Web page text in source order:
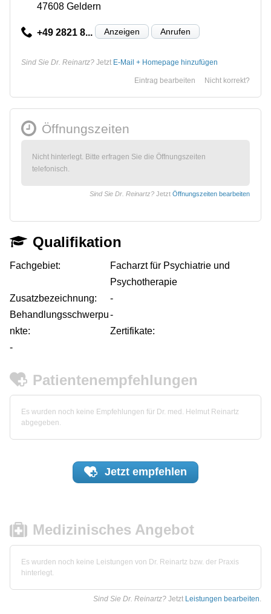
47608 Geldern
+49 2821 8... Anzeigen Anrufen
Sind Sie Dr. Reinartz? Jetzt E-Mail + Homepage hinzufügen
Nicht korrekt?
Eintrag bearbeiten
Öffnungszeiten
Nicht hinterlegt. Bitte erfragen Sie die Öffnungszeiten
telefonisch.
Sind Sie Dr. Reinartz? Jetzt Öffnungszeiten bearbeiten
Qualifikation
Fachgebiet:
Facharzt für Psychiatrie und
Psychotherapie
Zusatzbezeichnung:
-
Behandlungsschwerpu
nkte:
-
Zertifikate:
-
Patientenempfehlungen
Es wurden noch keine Empfehlungen für Dr. med. Helmut Reinartz
abgegeben.
Jetzt empfehlen
Medizinisches Angebot
Es wurden noch keine Leistungen von Dr. Reinartz bzw. der Praxis
hinterlegt.
Sind Sie Dr. Reinartz? Jetzt Leistungen bearbeiten.